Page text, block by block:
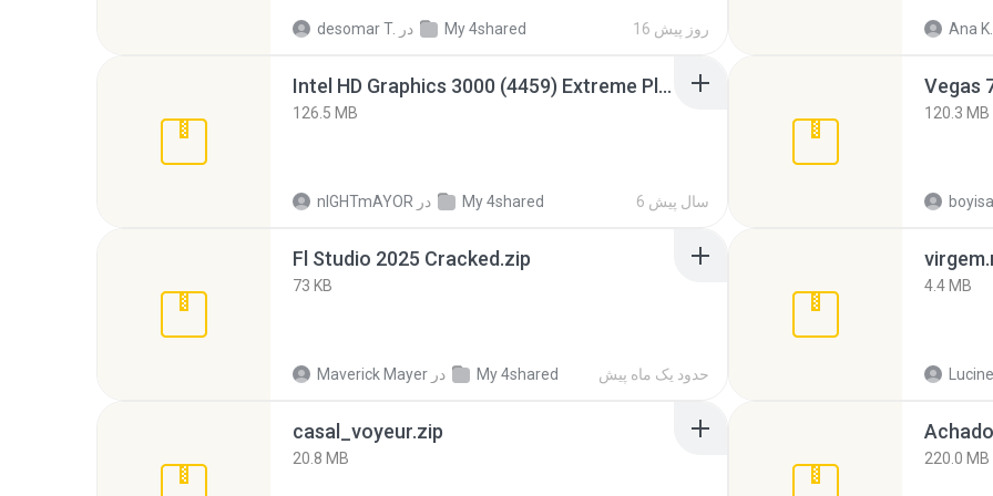
desomar T. در My 4shared 16 روز پیش Ana K.
Intel HD Graphics 3000 (4459) Extreme Plus 2.0.zip
126.5 MB
nIGHTmAYOR در My 4shared 6 سال پیش
Vegas
120.3 MB
Fl Studio 2025 Cracked.zip
73 KB
Maverick Mayer در My 4shared حدود یک ماه پیش
4.4 MB
casal_voyeur.zip
20.8 MB 220.0 MB